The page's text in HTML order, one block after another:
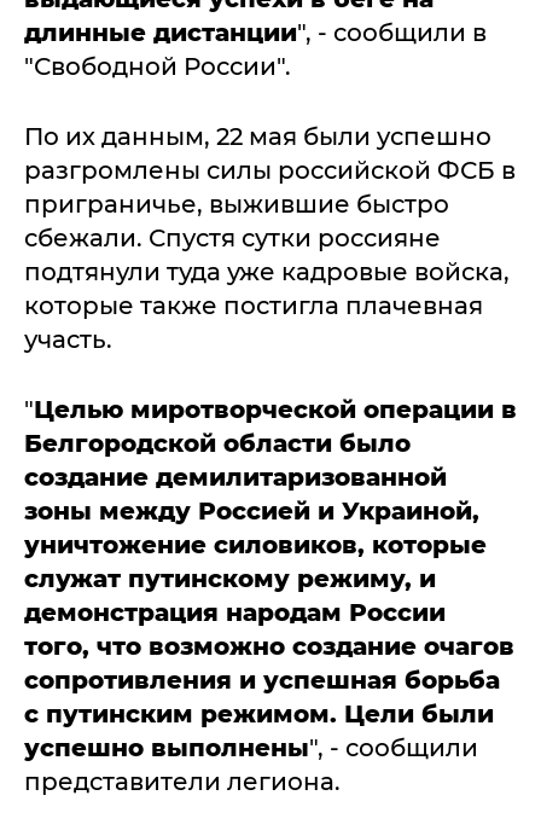
длинные дистанции", - сообщили в
"Свободной России".
По их данным, 22 мая были успешно
разгромлены силы российской ФСБ в
приграничье, выжившие быстро
сбежали. Спустя сутки россияне
подтянули туда уже кадровые войска,
которые также постигла плачевная
участь.
"Целью миротворческой операции в
Белгородской области было
создание демилитаризованной
зоны между Россией и Украиной,
уничтожение силовиков, которые
служат путинскому режиму, и
демонстрация народам России
того, что возможно создание очагов
сопротивления и успешная борьба
с путинским режимом. Цели были
успешно выполнены", - сообщили
представители легиона.